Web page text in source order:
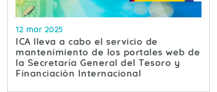
12 mar 2025
ICA lleva a cabo el servicio de
mantenimiento de los portales web de
la Secretaría General del Tesoro y
Financiación Internacional